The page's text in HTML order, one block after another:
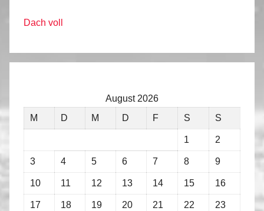
Dach voll
August 2026
M
D M D F S S
1 2
3 4 5 6 7 8 9
10 11 12 13 14 15 16
17 18 19 20 21 22 23